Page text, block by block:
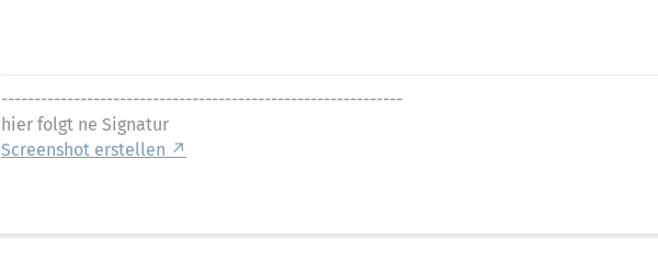
-------------------------------------------------------------
hier folgt ne Signatur
Screenshot erstellen